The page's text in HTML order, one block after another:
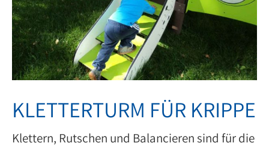
KLETTERTURM FÜR KRIPPE
Klettern, Rutschen und Balancieren sind für die